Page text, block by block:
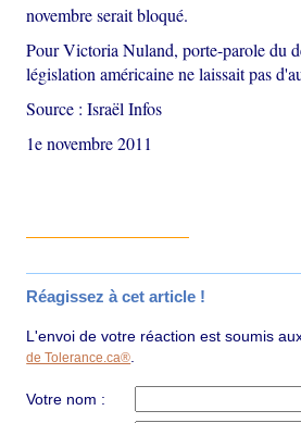
novembre serait bloqué.
Pour Victoria Nuland, porte-parole du
législation américaine ne laissait pas
Source : Israël Infos
1e novembre 2011
Réagissez à cet article !
L'envoi de votre réaction est soumis
de Tolerance.ca®
Votre nom :